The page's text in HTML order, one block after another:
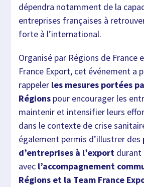
dépendra notamment de la
entreprises françaises à
forte à l’international.
Organisé par Régions de France
France Export, cet événement a
rappeler les mesures portées
Régions pour encourager les
maintenir et intensifier leurs
dans le contexte de crise
également permis d’illustrer des
d’entreprises à l’export durant
avec l’accompagnement
Régions et la Team France